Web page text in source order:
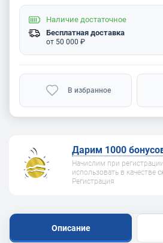
Наличие достаточное
Бесплатная доставка
от 50 000 ₽
В избранное
Дарим 1000
Начислим при
использовать в качестве
Регистрация
Описание